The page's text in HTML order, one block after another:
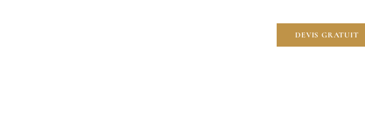
DEVIS GRATUIT